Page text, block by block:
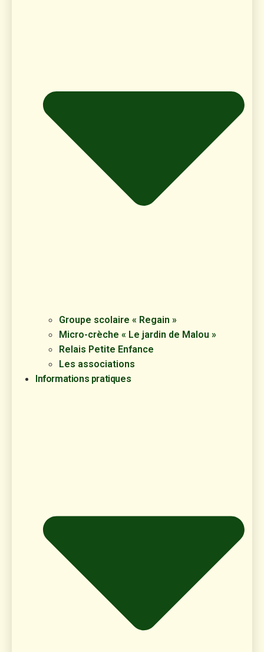
Groupe scolaire « Regain »
Micro-crèche « Le jardin de Malou »
Relais Petite Enfance
Les associations
Informations pratiques